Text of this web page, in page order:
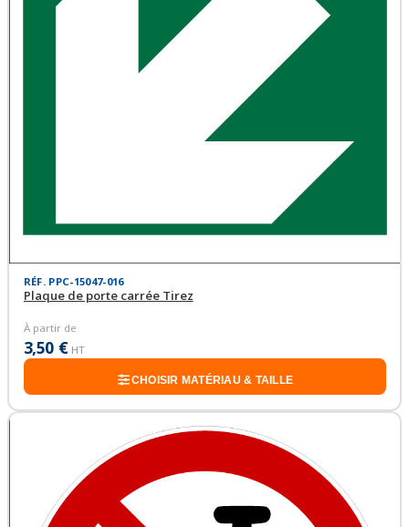
RÉF. PPC-15047-016
Plaque de porte carrée Tirez
À partir de
3,50 € HT
CHOISIR MATÉRIAU & TAILLE